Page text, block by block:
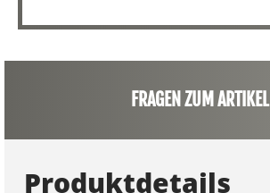
FRAGEN ZUM ARTIKEL
Produktdetails